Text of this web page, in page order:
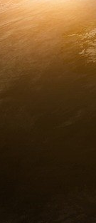
Maurice
1920, mais
pour
La
avec un